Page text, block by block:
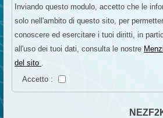
legale della A.I.F.V.S.- sede di
Inviando questo modulo, accetto che le
solo nell'ambito di questo sito, per
conoscere ed esercitare i tuoi diritti, in
all'uso dei tuoi dati, consulta le nostre
del sito .
Accetto :